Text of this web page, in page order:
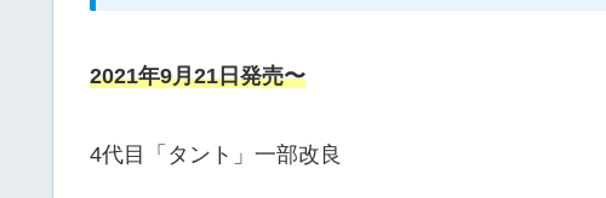
2021年9月21日発売〜
4代目「タント」一部改良